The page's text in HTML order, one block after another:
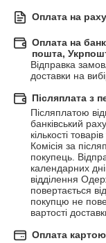
Оплата на
Оплата на
пошта,
Відправка
доставки на
Післяплата з
Післяплатою
банківський
кількості
Комісія за
покупець.
календарних
відділення
повертається
покупцю не
вартості
Оплата